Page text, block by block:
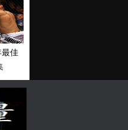
最佳